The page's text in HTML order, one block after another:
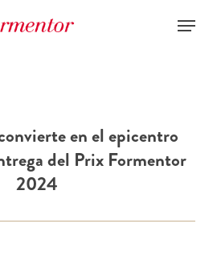
en el epicentro
del Prix Formentor
2024